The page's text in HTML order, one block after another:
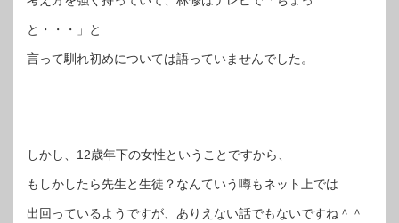
と・・・」と
言って馴れ初めについては語っていませんでした。
しかし、12歳年下の女性ということですから、
もしかしたら先生と生徒？なんていう噂もネット上では
出回っているようですが、ありえない話でもないですね＾＾